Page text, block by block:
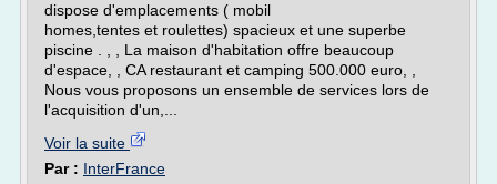
dispose d'emplacements ( mobil
homes,tentes et roulettes) spacieux et une superbe
piscine . , , La maison d'habitation offre beaucoup
d'espace, , CA restaurant et camping 500.000 euro, ,
Nous vous proposons un ensemble de services lors de
l'acquisition d'un,...
Voir la suite
Par : InterFrance